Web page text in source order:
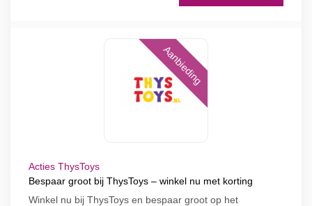
Aanbieding
Acties ThysToys
Bespaar groot bij ThysToys – winkel nu met korting
Winkel nu bij ThysToys en bespaar groot op het